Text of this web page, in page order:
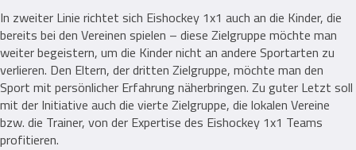
In zweiter Linie richtet sich Eishockey 1x1 auch an die Kinder, die
bereits bei den Vereinen spielen – diese Zielgruppe möchte man
weiter begeistern, um die Kinder nicht an andere Sportarten zu
verlieren. Den Eltern, der dritten Zielgruppe, möchte man den
Sport mit persönlicher Erfahrung näherbringen. Zu guter Letzt soll
mit der Initiative auch die vierte Zielgruppe, die lokalen Vereine
bzw. die Trainer, von der Expertise des Eishockey 1x1 Teams
profitieren.